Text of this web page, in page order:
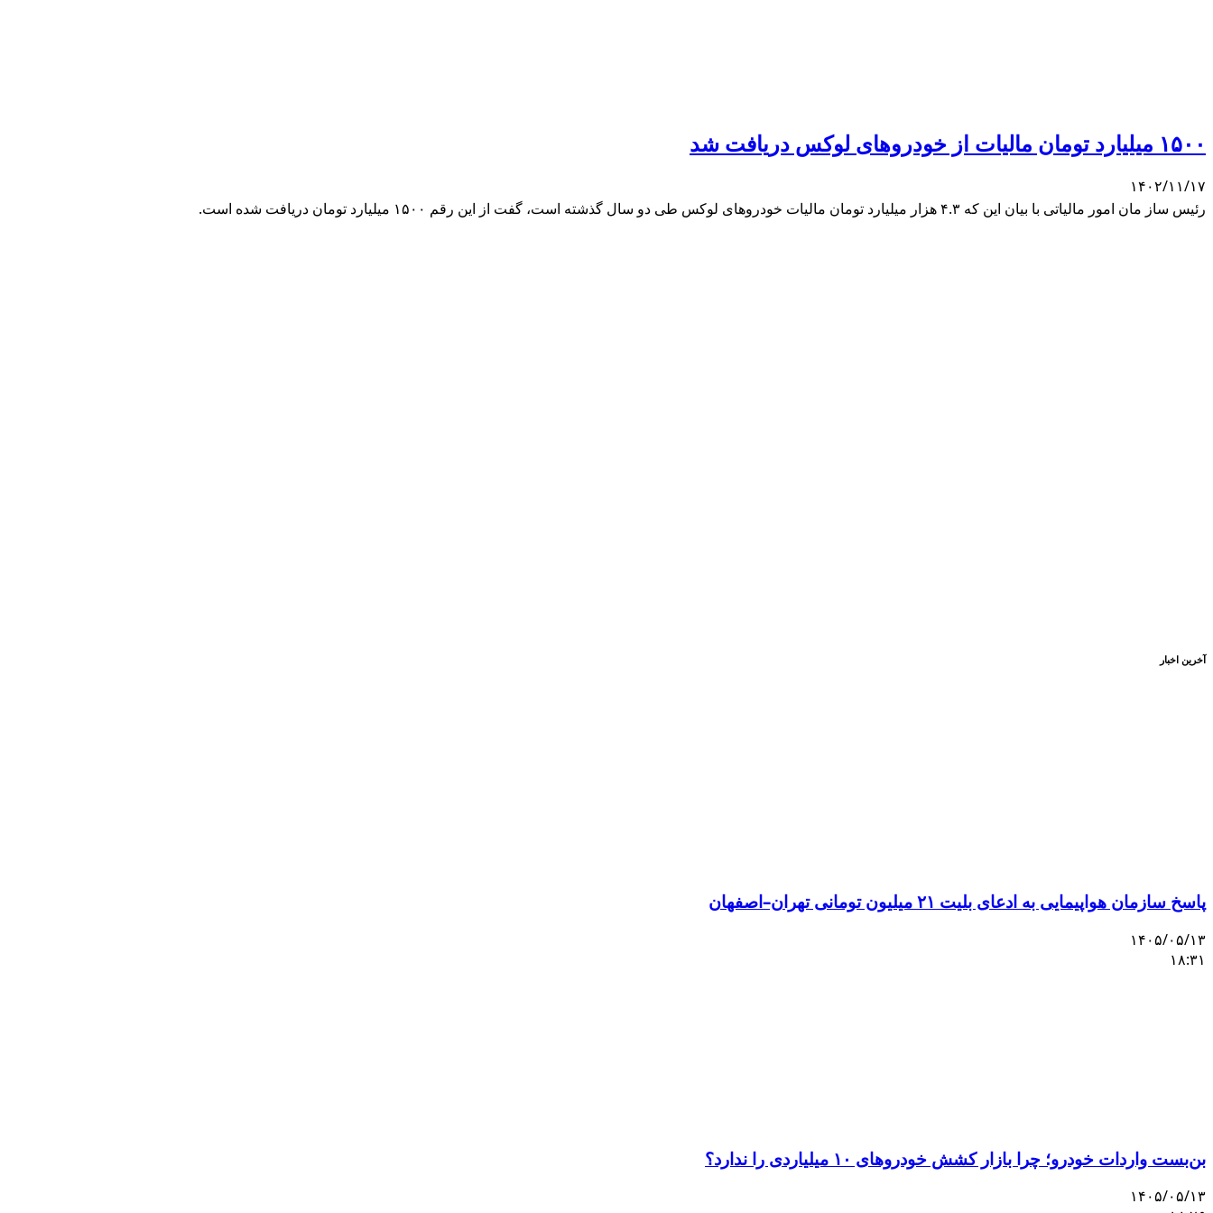
۱۵۰۰ میلیارد تومان مالیات از خودروهای لوکس دریافت شد
۱۴۰۲/۱۱/۱۷
رئیس ساز مان امور مالیاتی با بیان این که ۴.۳ هزار میلیارد تومان مالیات خودروهای لوکس طی دو سال گذشته است، گفت از این رقم ۱۵۰۰ میلیارد تومان دریافت شده است.
آخرین اخبار
پاسخ سازمان هواپیمایی به ادعای بلیت ۲۱ میلیون تومانی تهران–اصفهان
۱۴۰۵/۰۵/۱۳
۱۸:۳۱
بن‌بست واردات خودرو؛ چرا بازار کشش خودروهای ۱۰ میلیاردی را ندارد؟
۱۴۰۵/۰۵/۱۳